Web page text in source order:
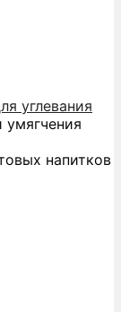
углевания
напитков